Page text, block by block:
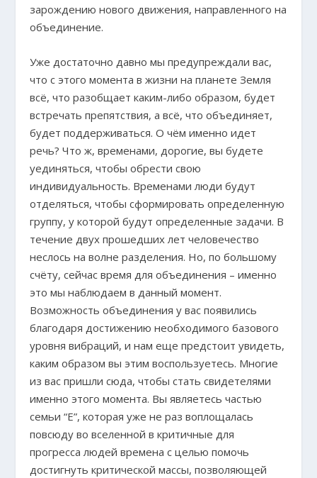
зарождению нового движения, направленного на
объединение.
Уже достаточно давно мы предупреждали вас,
что с этого момента в жизни на планете Земля
всё, что разобщает каким-либо образом, будет
встречать препятствия, а всё, что объединяет,
будет поддерживаться. О чём именно идет
речь? Что ж, временами, дорогие, вы будете
уединяться, чтобы обрести свою
индивидуальность. Временами люди будут
отделяться, чтобы сформировать определенную
группу, у которой будут определенные задачи. В
течение двух прошедших лет человечество
неслось на волне разделения. Но, по большому
счёту, сейчас время для объединения – именно
это мы наблюдаем в данный момент.
Возможность объединения у вас появились
благодаря достижению необходимого базового
уровня вибраций, и нам еще предстоит увидеть,
каким образом вы этим воспользуетесь. Многие
из вас пришли сюда, чтобы стать свидетелями
именно этого момента. Вы являетесь частью
семьи “Е”, которая уже не раз воплощалась
повсюду во вселенной в критичные для
прогресса людей времена с целью помочь
достигнуть критической массы, позволяющей